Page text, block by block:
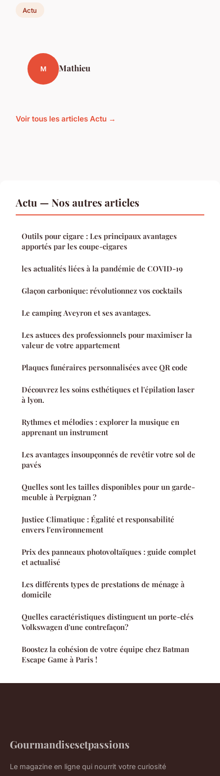
Actu
M Mathieu
Voir tous les articles Actu →
Actu — Nos autres articles
Outils pour cigare : Les principaux avantages
apportés par les coupe-cigares
les actualités liées à la pandémie de COVID-19
Glaçon carbonique: révolutionnez vos cocktails
Le camping Aveyron et ses avantages.
Les astuces des professionnels pour maximiser la
valeur de votre appartement
Plaques funéraires personnalisées avec QR code
Découvrez les soins esthétiques et l'épilation laser
à lyon.
Rythmes et mélodies : explorer la musique en
apprenant un instrument
Les avantages insoupçonnés de revêtir votre sol de
pavés
Quelles sont les tailles disponibles pour un garde-
meuble à Perpignan ?
Justice Climatique : Égalité et responsabilité
envers l'environnement
Prix des panneaux photovoltaïques : guide complet
et actualisé
Les différents types de prestations de ménage à
domicile
Quelles caractéristiques distinguent un porte-clés
Volkswagen d'une contrefaçon?
Boostez la cohésion de votre équipe chez Batman
Escape Game à Paris !
Gourmandisesetpassions
Le magazine en ligne qui nourrit votre curiosité